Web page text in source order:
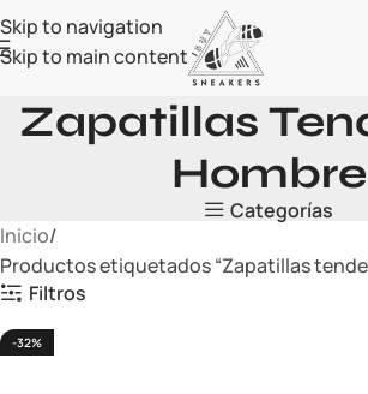
Skip to navigation
Skip to main content
Zapatillas
Hombre
Categorías
Inicio
Productos etiquetados “Zapatillas
Filtros
-32%